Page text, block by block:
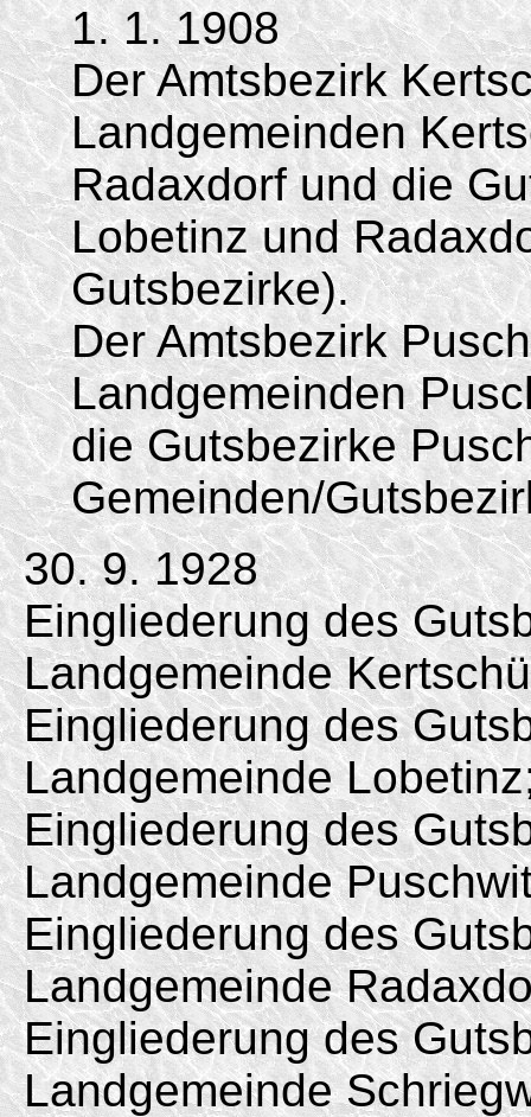
1. 1. 1908
Der Amtsbezirk
Landgemeinden
Radaxdorf und die
Lobetinz und
Gutsbezirke).
Der Amtsbezirk
Landgemeinden
die Gutsbezirke
Gemeinden/
30. 9. 1928
Eingliederung des
Landgemeinde
Eingliederung des
Landgemeinde
Eingliederung des
Landgemeinde
Eingliederung des
Landgemeinde
Eingliederung des
Landgemeinde